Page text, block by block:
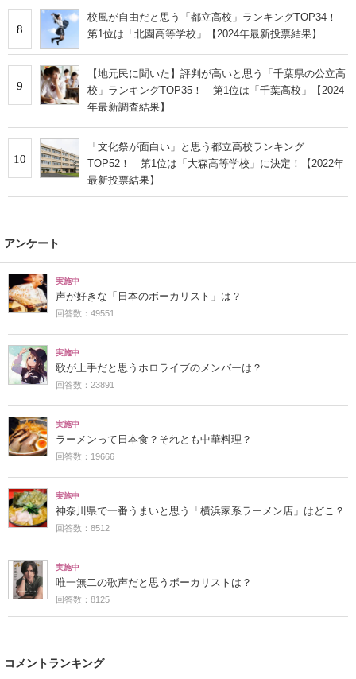
8
校風が自由だと思う「都立高校」ランキングTOP34！
第1位は「北園高等学校」【2024年最新投票結果】
9
【地元民に聞いた】評判が高いと思う「千葉県の公立高
校」ランキングTOP35！ 第1位は「千葉高校」【2024
年最新調査結果】
10
「文化祭が面白い」と思う都立高校ランキング
TOP52！ 第1位は「大森高等学校」に決定！【2022年
最新投票結果】
アンケート
実施中
声が好きな「日本のボーカリスト」は？
回答数：49551
実施中
歌が上手だと思うホロライブのメンバーは？
回答数：23891
実施中
ラーメンって日本食？それとも中華料理？
回答数：19666
実施中
神奈川県で一番うまいと思う「横浜家系ラーメン店」はどこ？
回答数：8512
実施中
唯一無二の歌声だと思うボーカリストは？
回答数：8125
コメントランキング